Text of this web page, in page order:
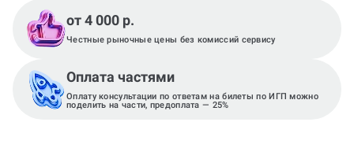
от 4 000 р.
Честные рыночные цены без комиссий сервису
Оплата частями
Оплату консультации по ответам на билеты по ИГП можно
поделить на части, предоплата — 25%